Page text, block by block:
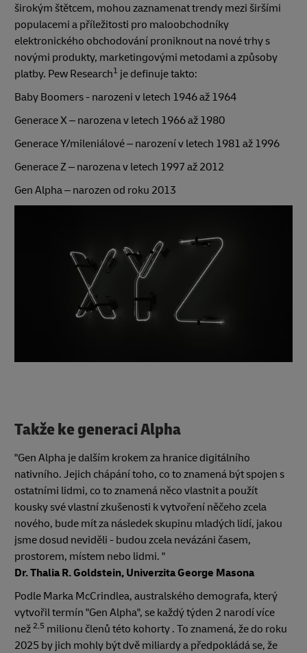
širokým štětcem, mohou zaznamenat trendy mezi širšími
populacemi a příležitosti pro maloobchodníky
elektronického obchodování proniknout na nové trhy s
novými produkty, marketingovými metodami a způsoby
platby. Pew Research1 je definuje takto:
Baby Boomers - narozeni v letech 1946 až 1964
Generace X – narozena v letech 1966 až 1980
Generace Y/mileniálové – narození v letech 1981 až 1996
Generace Z – narozena v letech 1997 až 2012
Gen Alpha – narozen od roku 2013
Takže ke generaci Alpha
"Gen Alpha je dalším krokem za hranice digitálního
nativního. Jejich chápání toho, co to znamená být spojen s
ostatními lidmi, co to znamená něco vlastnit a použít
kousky své vlastní zkušenosti k vytvoření něčeho zcela
nového, bude mít za následek skupinu mladých lidí, jakou
jsme dosud neviděli - budou zcela nevázáni časem,
prostorem, místem nebo lidmi. "
Dr. Thalia R. Goldstein, Univerzita George Masona
Podle Marka McCrindlea, australského demografa, který
vytvořil termín "Gen Alpha", se každý týden 2 narodí více
než 2,5 milionu členů této kohorty . To znamená, že do roku
2025 by jich mohly být dvě miliardy a předpokládá se, že